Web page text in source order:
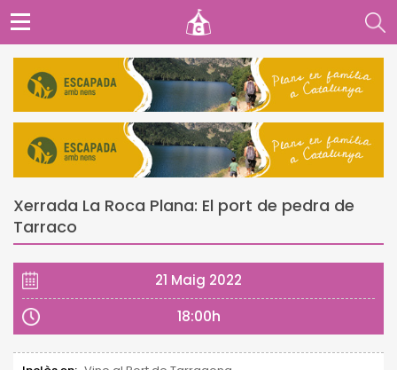
Xerrada La Roca Plana: El port de pedra de
Tarraco
21 Maig 2022
18:00h